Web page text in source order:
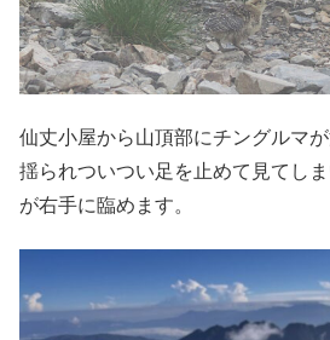
仙丈小屋から山頂部にチングルマ
揺られついつい足を止めて見てし
が右手に臨めます。